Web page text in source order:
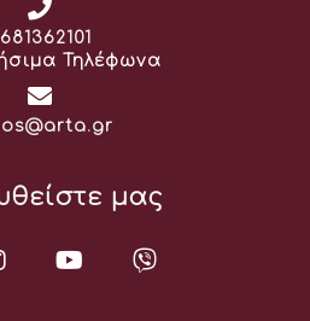
Τηλέφωνα
μας